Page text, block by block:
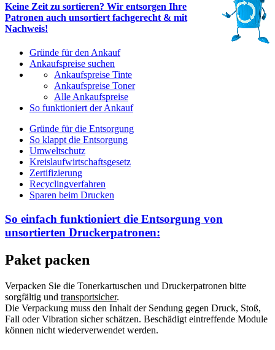
Keine Zeit zu sortieren? Wir entsorgen Ihre
Patronen auch unsortiert fachgerecht & mit
Nachweis!
Gründe für den Ankauf
Ankaufspreise suchen
Ankaufspreise Tinte
Ankaufspreise Toner
Alle Ankaufspreise
So funktioniert der Ankauf
Gründe für die Entsorgung
So klappt die Entsorgung
Umweltschutz
Kreislaufwirtschaftsgesetz
Zertifizierung
Recyclingverfahren
Sparen beim Drucken
So einfach funktioniert die Entsorgung von
unsortierten Druckerpatronen:
Paket packen
Verpacken Sie die Tonerkartuschen und Druckerpatronen bitte
sorgfältig und transportsicher.
Die Verpackung muss den Inhalt der Sendung gegen Druck, Stoß,
Fall oder Vibration sicher schätzen. Beschädigt eintreffende Module
können nicht wiederverwendet werden.